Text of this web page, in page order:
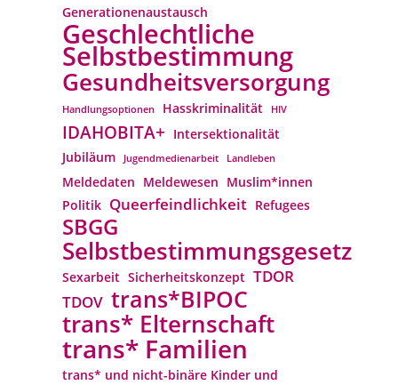
Generationenaustausch
Geschlechtliche
Selbstbestimmung
Gesundheitsversorgung
Handlungsoptionen Hasskriminalität HIV
IDAHOBITA+ Intersektionalität
Jubiläum
Jugendmedienarbeit Landleben
Meldedaten Meldewesen Muslim*innen
Politik Queerfeindlichkeit Refugees
SBGG
Selbstbestimmungsgesetz
Sexarbeit Sicherheitskonzept TDOR
TDOV trans*BIPOC
trans* Elternschaft
trans* Familien
trans* und nicht-binäre Kinder und